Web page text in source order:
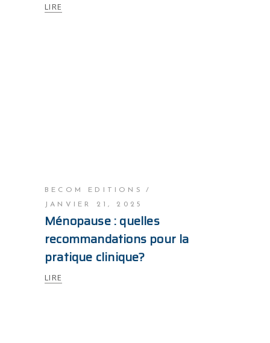
LIRE
BECOM EDITIONS
JANVIER 21, 2025
Ménopause : quelles
recommandations pour la
pratique clinique?
LIRE